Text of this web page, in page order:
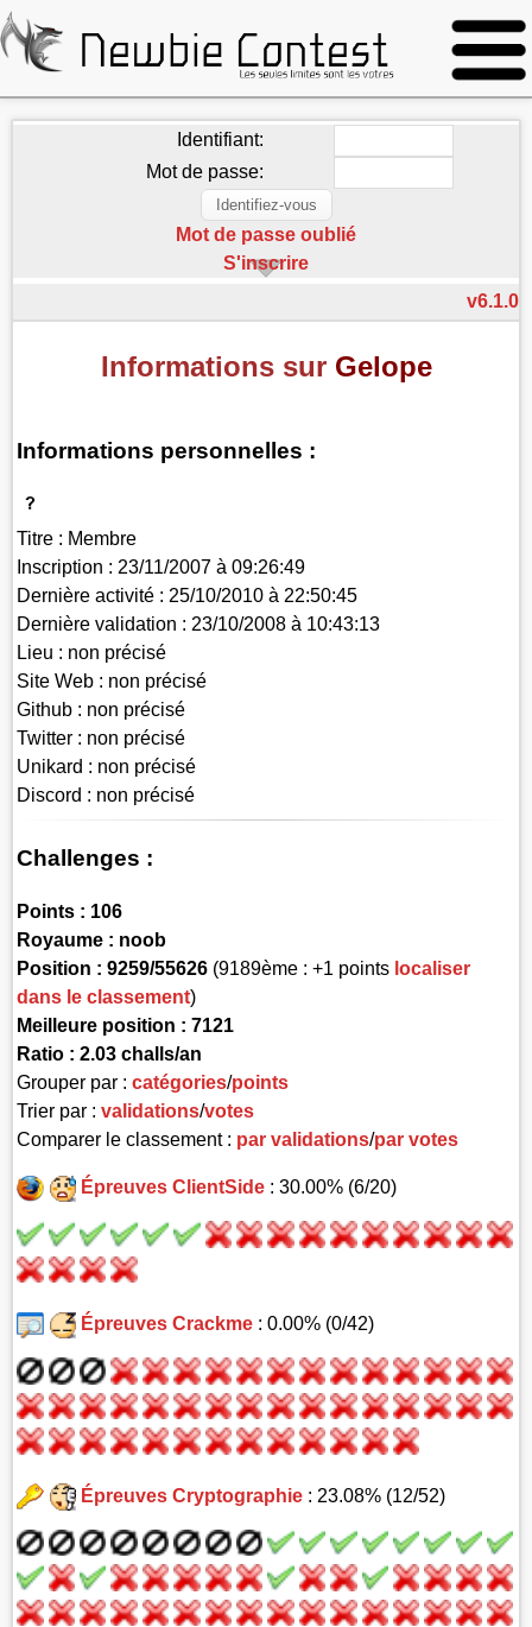
Identifiant:
Mot de passe:
Mot de passe oublié
S'inscrire
v6.1.0
Informations sur Gelope
Informations personnelles :
Titre : Membre
Inscription : 23/11/2007 à 09:26:49
Dernière activité : 25/10/2010 à 22:50:45
Dernière validation : 23/10/2008 à 10:43:13
Lieu : non précisé
Site Web : non précisé
Github : non précisé
Twitter : non précisé
Unikard : non précisé
Discord : non précisé
Challenges :
Points : 106
Royaume : noob
Position : 9259/55626 (9189ème : +1 points localiser
dans le classement)
Meilleure position : 7121
Ratio : 2.03 challs/an
Grouper par :catégories/points
Trier par :validations/votes
Comparer le classement : par validations/par votes
Épreuves ClientSide: 30.00% (6/20)
Épreuves Crackme: 0.00% (0/42)
Épreuves Cryptographie: 23.08% (12/52)